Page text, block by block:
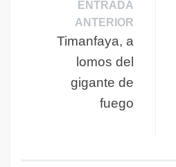
ENTRADA
ANTERIOR
Timanfaya, a
lomos del
gigante de
fuego